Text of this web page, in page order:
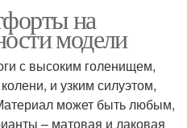
на
модели
с высоким голенищем,
и узким силуэтом,
может быть любым,
– матовая и лаковая